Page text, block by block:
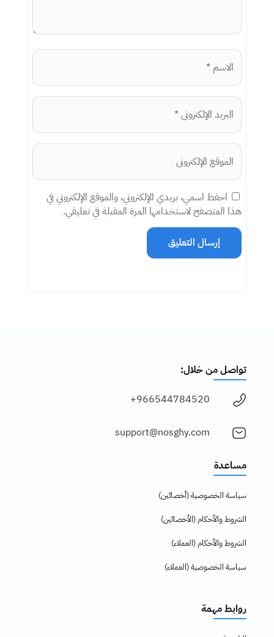
احفظ اسمي، بريدي الإلكتروني، والموقع الإلكتروني في
هذا المتصفح لاستخدامها المرة المقبلة في تعليقي.
إرسال التعليق
تواصل من خلال:
966544784520+
support@nosghy.com
مساعدة
سياسة الخصوصية (أخصائين)
الشروط والأحكام (الأخصائين)
الشروط والأحكام (العملاء)
سياسة الخصوصية (العملاء)
روابط مهمة